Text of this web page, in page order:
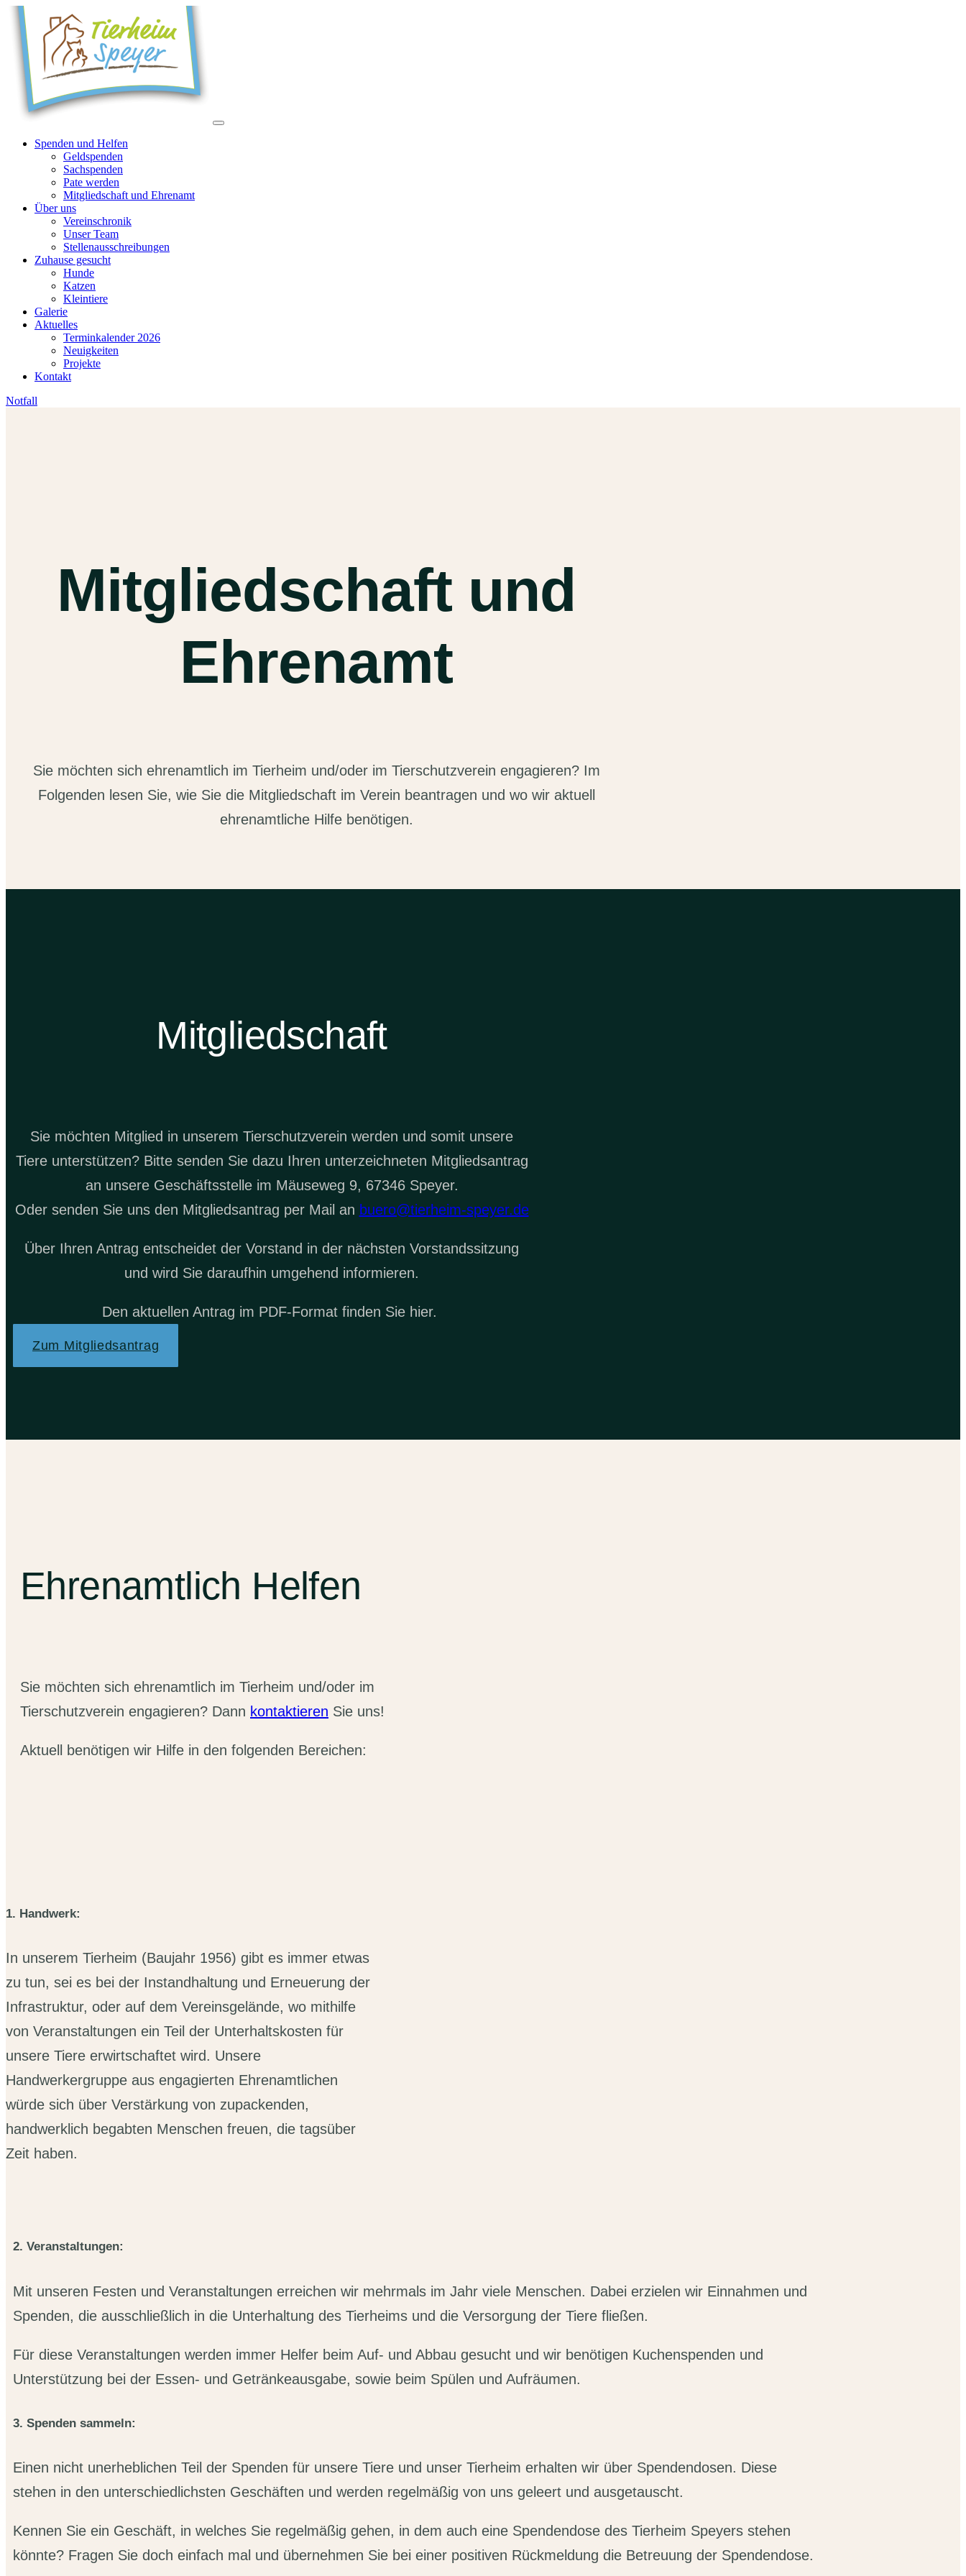
Spenden und Helfen
Geldspenden
Sachspenden
Pate werden
Mitgliedschaft und Ehrenamt
Über uns
Vereinschronik
Unser Team
Stellenausschreibungen
Zuhause gesucht
Hunde
Katzen
Kleintiere
Galerie
Aktuelles
Terminkalender 2026
Neuigkeiten
Projekte
Kontakt
Notfall
Mitgliedschaft und
Ehrenamt
Sie möchten sich ehrenamtlich im Tierheim und/oder im Tierschutzverein engagieren? Im
Folgenden lesen Sie, wie Sie die Mitgliedschaft im Verein beantragen und wo wir aktuell
ehrenamtliche Hilfe benötigen.
Mitgliedschaft
Sie möchten Mitglied in unserem Tierschutzverein werden und somit unsere
Tiere unterstützen? Bitte senden Sie dazu Ihren unterzeichneten Mitgliedsantrag
an unsere Geschäftsstelle im Mäuseweg 9, 67346 Speyer.
Oder senden Sie uns den Mitgliedsantrag per Mail an buero@tierheim-speyer.de
Über Ihren Antrag entscheidet der Vorstand in der nächsten Vorstandssitzung
und wird Sie daraufhin umgehend informieren.
Den aktuellen Antrag im PDF-Format finden Sie hier.
Zum Mitgliedsantrag
Ehrenamtlich Helfen
Sie möchten sich ehrenamtlich im Tierheim und/oder im
Tierschutzverein engagieren? Dann kontaktieren Sie uns!
Aktuell benötigen wir Hilfe in den folgenden Bereichen:
1. Handwerk:
In unserem Tierheim (Baujahr 1956) gibt es immer etwas
zu tun, sei es bei der Instandhaltung und Erneuerung der
Infrastruktur, oder auf dem Vereinsgelände, wo mithilfe
von Veranstaltungen ein Teil der Unterhaltskosten für
unsere Tiere erwirtschaftet wird. Unsere
Handwerkergruppe aus engagierten Ehrenamtlichen
würde sich über Verstärkung von zupackenden,
handwerklich begabten Menschen freuen, die tagsüber
Zeit haben.
2. Veranstaltungen:
Mit unseren Festen und Veranstaltungen erreichen wir mehrmals im Jahr viele Menschen. Dabei erzielen wir Einnahmen und
Spenden, die ausschließlich in die Unterhaltung des Tierheims und die Versorgung der Tiere fließen.
Für diese Veranstaltungen werden immer Helfer beim Auf- und Abbau gesucht und wir benötigen Kuchenspenden und
Unterstützung bei der Essen- und Getränkeausgabe, sowie beim Spülen und Aufräumen.
3. Spenden sammeln:
Einen nicht unerheblichen Teil der Spenden für unsere Tiere und unser Tierheim erhalten wir über Spendendosen. Diese
stehen in den unterschiedlichsten Geschäften und werden regelmäßig von uns geleert und ausgetauscht.
Kennen Sie ein Geschäft, in welches Sie regelmäßig gehen, in dem auch eine Spendendose des Tierheim Speyers stehen
könnte? Fragen Sie doch einfach mal und übernehmen Sie bei einer positiven Rückmeldung die Betreuung der Spendendose.